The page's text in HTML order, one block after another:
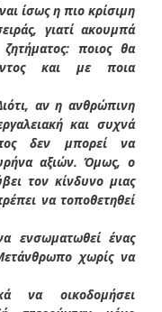
ίσως η πιο κρίσιμη
γιατί ακουμπά
ποιος θα
και με ποια
αν η ανθρώπινη
και συχνά
δεν μπορεί να
αξιών. Όμως, ο
τον κίνδυνο μιας
να τοποθετηθεί
ενσωματωθεί ένας
χωρίς να
να οικοδομήσει